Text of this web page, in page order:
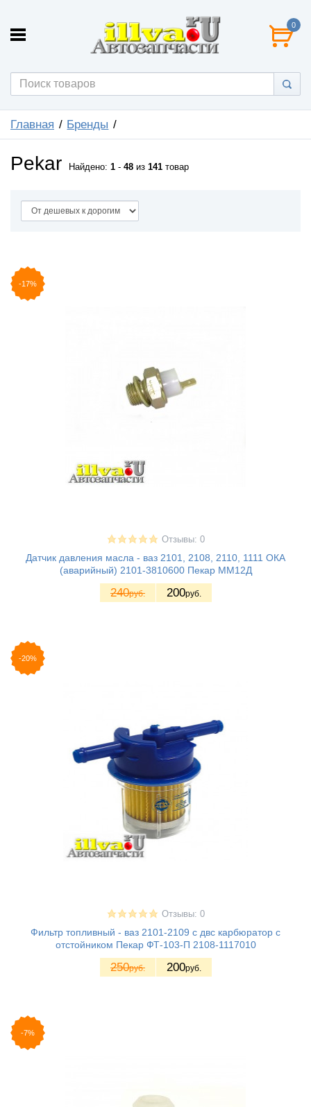
0
Главная Бренды
Pekar Найдено: 1 - 48 из 141 товар
-17%
Отзывы: 0
Датчик давления масла - ваз 2101, 2108, 2110, 1111 ОКА
(аварийный) 2101-3810600 Пекар ММ12Д
240руб. 200руб.
-20%
Отзывы: 0
Фильтр топливный - ваз 2101-2109 с двс карбюратор с
отстойником Пекар ФТ-103-П 2108-1117010
250руб. 200руб.
-7%